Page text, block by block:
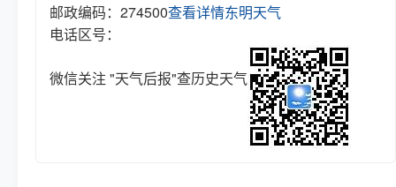
邮政编码：274500
电话区号：
查看详情东明天气
微信关注 "天气后报"查历史天气